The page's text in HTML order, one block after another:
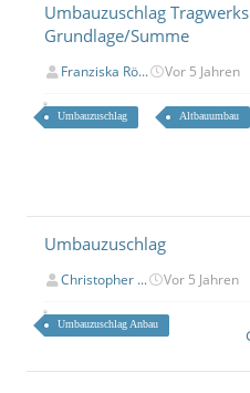
Umbauzuschlag
Grundlage/Summe
Franziska Rö... Vor 5 Jahren
Umbauzuschlag Altbauumbau
Umbauzuschlag
Christopher ... Vor 5 Jahren
Umbauzuschlag Anbau